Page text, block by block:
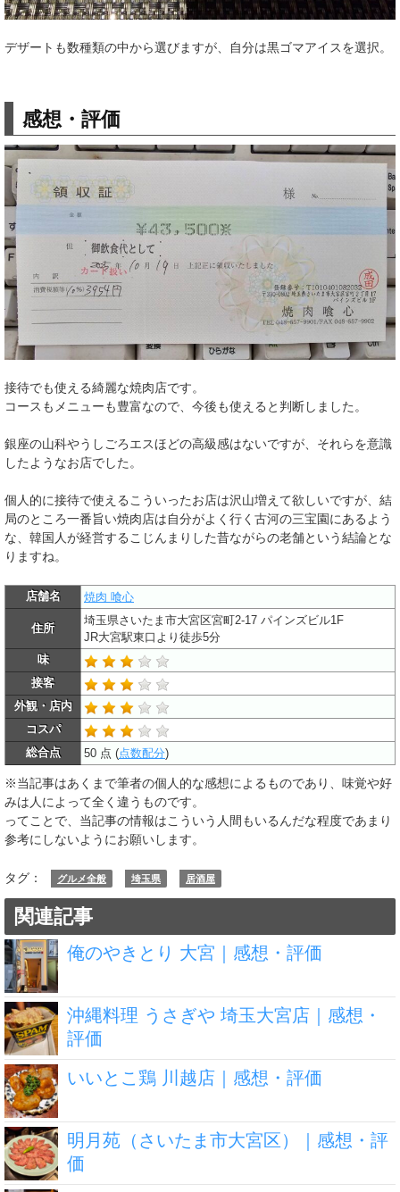
デザートも数種類の中から選びますが、自分は黒ゴマアイスを選択。
感想・評価
接待でも使える綺麗な焼肉店です。
コースもメニューも豊富なので、今後も使えると判断しました。
銀座の山科やうしごろエスほどの高級感はないですが、それらを意識
したようなお店でした。
個人的に接待で使えるこういったお店は沢山増えて欲しいですが、結
局のところ一番旨い焼肉店は自分がよく行く古河の三宝園にあるよう
な、韓国人が経営するこじんまりした昔ながらの老舗という結論とな
りますね。
店舗名 焼肉 喰心
住所
埼玉県さいたま市大宮区宮町2-17 パインズビル1F
JR大宮駅東口より徒歩5分
味
接客
外観・店内
コスパ
総合点
50 点 (点数配分)
※当記事はあくまで筆者の個人的な感想によるものであり、味覚や好
みは人によって全く違うものです。
ってことで、当記事の情報はこういう人間もいるんだな程度であまり
参考にしないようにお願いします。
タグ： グルメ全般 埼玉県 居酒屋
関連記事
俺のやきとり 大宮｜感想・評価
沖縄料理 うさぎや 埼玉大宮店｜感想・
評価
いいとこ鶏 川越店｜感想・評価
明月苑（さいたま市大宮区）｜感想・評
価